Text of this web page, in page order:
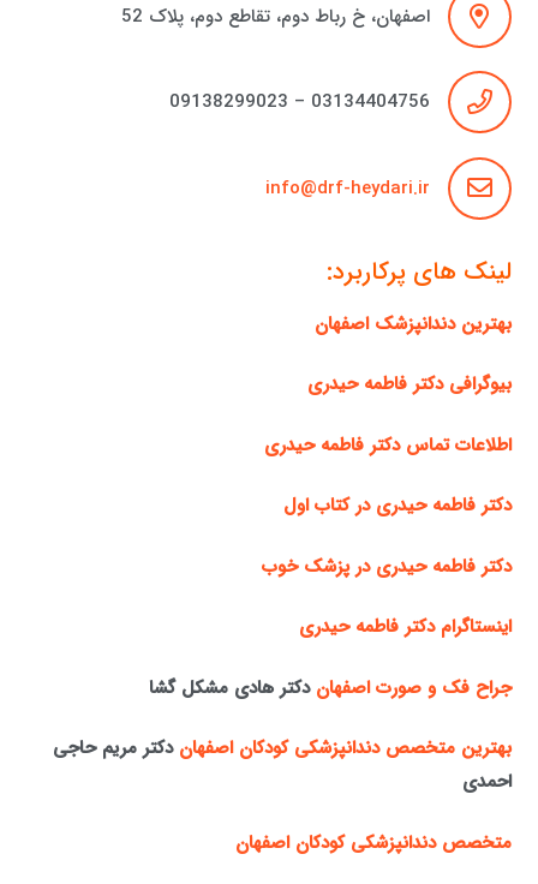
اصفهان، خ رباط دوم، تقاطع دوم، پلاک 52
03134404756 – 09138299023
info@drf-heydari.ir
لینک های پرکاربرد:
بهترین دندانپزشک اصفهان
بیوگرافی دکتر فاطمه حیدری
اطلاعات تماس دکتر فاطمه حیدری
دکتر فاطمه حیدری در کتاب اول
دکتر فاطمه حیدری در پزشک خوب
اینستاگرام دکتر فاطمه حیدری
جراح فک و صورت اصفهان دکتر هادی مشکل گشا
بهترین متخصص دندانپزشکی کودکان اصفهان دکتر مریم حاجی
احمدی
متخصص دندانپزشکی کودکان اصفهان